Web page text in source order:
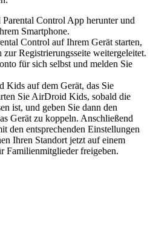
Control App herunter und
Smartphone.
Control auf Ihrem Gerät starten,
zur Registrierungsseite weitergeleitet.
für sich selbst und melden Sie
Kids auf dem Gerät, das Sie
Sie AirDroid Kids, sobald die
ist, und geben Sie dann den
Gerät zu koppeln. Anschließend
den entsprechenden Einstellungen
Ihren Standort jetzt auf einem
Familienmitglieder freigeben.